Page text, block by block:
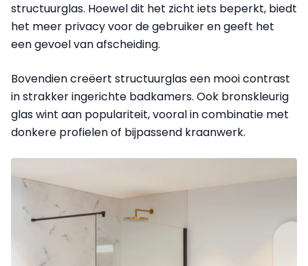
structuurglas. Hoewel dit het zicht iets beperkt, biedt
het meer privacy voor de gebruiker en geeft het
een gevoel van afscheiding.
Bovendien creëert structuurglas een mooi contrast
in strakker ingerichte badkamers. Ook bronskleurig
glas wint aan populariteit, vooral in combinatie met
donkere profielen of bijpassend kraanwerk.